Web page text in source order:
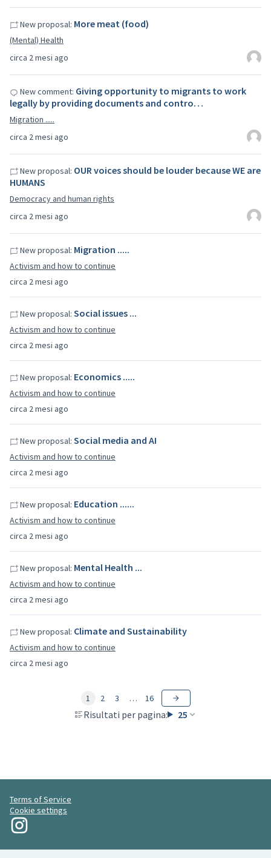
circa 2 mesi ago
New proposal: More meat (food)
(Mental) Health
circa 2 mesi ago
New comment: Giving opportunity to migrants to work
legally by providing documents and contro…
Migration .....
circa 2 mesi ago
New proposal: OUR voices should be louder because WE are
HUMANS
Democracy and human rights
circa 2 mesi ago
New proposal: Migration .....
Activism and how to continue
circa 2 mesi ago
New proposal: Social issues ...
Activism and how to continue
circa 2 mesi ago
New proposal: Economics .....
Activism and how to continue
circa 2 mesi ago
New proposal: Social media and AI
Activism and how to continue
circa 2 mesi ago
New proposal: Education ......
Activism and how to continue
circa 2 mesi ago
New proposal: Mental Health ...
Activism and how to continue
circa 2 mesi ago
New proposal: Climate and Sustainability
Activism and how to continue
Risultati per pagina: 25
1 2 3 … 16
Terms of Service
Cookie settings
La mia rivoluzione su Instagram